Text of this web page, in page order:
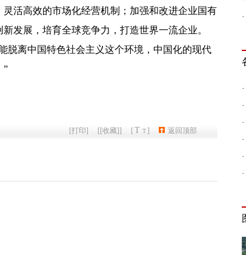
活高效的市场化经营机制；加强和改进企业国有
发展，培育全球竞争力，打造世界一流企业。
脱离中国特色社会主义这个环境，中国化的现代
”
[打印] [[收藏]] [T T] 返回顶部